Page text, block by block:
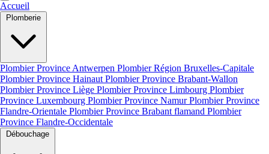
Accueil
Plombier Province Antwerpen Plombier Région Bruxelles-Capitale
Plombier Province Hainaut Plombier Province Brabant-Wallon
Plombier Province Liège Plombier Province Limbourg Plombier
Province Luxembourg Plombier Province NamurPlombier Province
Flandre-Orientale Plombier Province Brabant flamand Plombier
Province Flandre-Occidentale